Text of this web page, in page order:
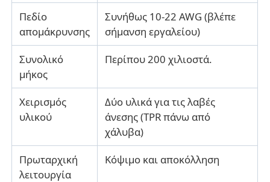
Πεδίο
απομάκρυνσης
Συνήθως 10-22 AWG (βλέπε
σήμανση εργαλείου)
Συνολικό
μήκος
Περίπου 200 χιλιοστά.
Χειρισμός
υλικού
Δύο υλικά για τις λαβές
άνεσης (TPR πάνω από
χάλυβα)
Πρωταρχική
λειτουργία
Κόψιμο και αποκόλληση